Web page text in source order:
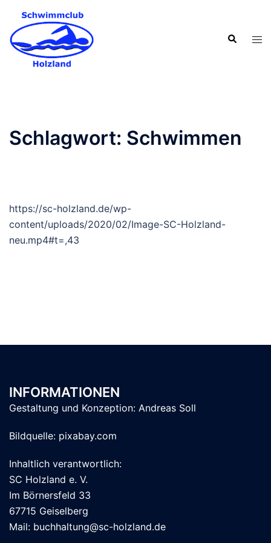
Inhalt
springen
Suche
Schlagwort: Schwimmen
https://sc-holzland.de/wp-
content/uploads/2020/02/Image-SC-Holzland-
neu.mp4#t=,43
INFORMATIONEN
Gestaltung und Konzeption: Andreas Soll
Bildquelle: pixabay.com
Inhaltlich verantwortlich:
SC Holzland e. V.
Im Börnersfeld 33
67715 Geiselberg
Mail: buchhaltung@sc-holzland.de